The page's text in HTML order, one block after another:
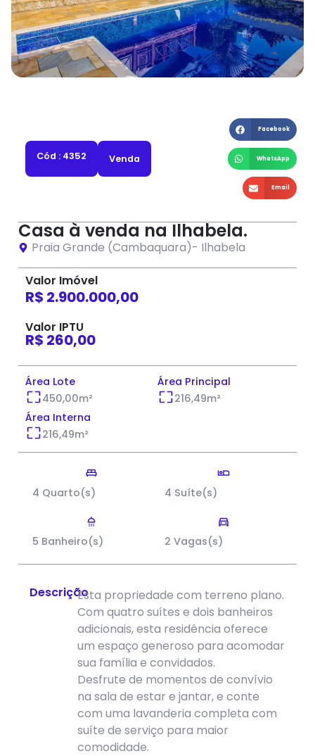
Cód : 4352 Venda
Facebook
WhatsApp
Email
Casa à venda na Ilhabela.
Praia Grande (Cambaquara)- Ilhabela
Valor Imóvel
R$ 2.900.000,00
Valor IPTU
R$ 260,00
Área Lote
450,00m²
Área Principal
216,49m²
Área Interna
216,49m²
4 Quarto(s) 4 Suíte(s)
5 Banheiro(s) 2 Vagas(s)
DescriçãoEsta propriedade com terreno plano.
Com quatro suítes e dois banheiros
adicionais, esta residência oferece
um espaço generoso para acomodar
sua família e convidados.
Desfrute de momentos de convívio
na sala de estar e jantar, e conte
com uma lavanderia completa com
suíte de serviço para maior
comodidade.